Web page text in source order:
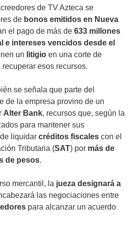
de TV Azteca se
de bonos emitidos en Nueva
el pago de más de 633 millones
e intereses vencidos desde el
un litigio en una corte de
recuperar esos recursos.
se señala que parte del
de la empresa provino de un
Alter Bank, recursos que, según la
para mantener sus
liquidar créditos fiscales con el
Tributaria (SAT) por más de
de pesos.
mercantil, la jueza designará a
las negociaciones entre
para alcanzar un acuerdo